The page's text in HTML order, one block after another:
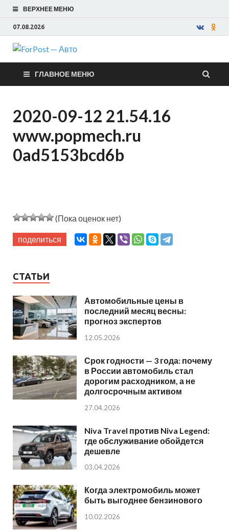
ВЕРХНЕЕ МЕНЮ
07.08.2026
ForPost —
Авто
ГЛАВНОЕ МЕНЮ
2020-09-12 21.54.16
www.popmech.ru
0ad5153bcd6b
(Пока оценок нет)
поделиться
СТАТЬИ
Автомобильные цены в
последний месяц весны:
прогноз экспертов
12.05.2026
Срок годности — 3 года: почему
в России автомобиль стал
дорогим расходником, а не
долгосрочным активом
27.04.2026
Niva Travel против Niva Legend:
где обслуживание обойдется
дешевле
03.04.2026
Когда электромобиль может
быть выгоднее бензинового
10.02.2026